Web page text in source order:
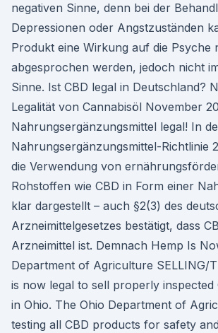
negativen Sinne, denn bei der
Depressionen oder Angstzuständen
Produkt eine Wirkung auf die Psyche
abgesprochen werden, jedoch nicht
Sinne. Ist CBD legal in Deutschland?
Legalität von Cannabisöl November
Nahrungsergänzungsmittel legal! In
Nahrungsergänzungsmittel-Richtlinie
die Verwendung von
Rohstoffen wie CBD in Form einer
klar dargestellt – auch §2(3) des
Arzneimittelgesetzes bestätigt, dass
Arzneimittel ist. Demnach Hemp Is
Department of Agriculture SELLING/
is now legal to sell properly inspected
in Ohio. The Ohio Department of
testing all CBD products for safety